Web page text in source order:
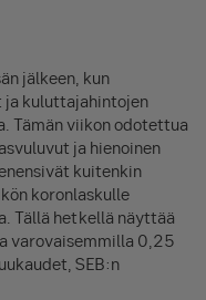
jälkeen, kun
kuluttajahintojen
Tämän viikon odotettua
ja hienoinen
kuitenkin
koronlaskulle
Tällä hetkellä näyttää
varovaisemmilla 0,25
SEB:n